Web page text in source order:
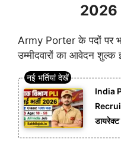
2026
Army Porter के पदों पर
उम्मीदवारों का आवेदन शुल्क
India
डायरेक्ट